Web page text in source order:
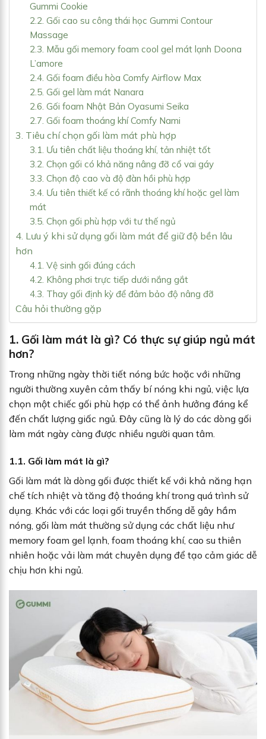
Gummi Cookie
2.2. Gối cao su công thái học Gummi Contour
Massage
2.3. Mẫu gối memory foam cool gel mát lạnh Doona
L’amore
2.4. Gối foam điều hòa Comfy Airflow Max
2.5. Gối gel làm mát Nanara
2.6. Gối foam Nhật Bản Oyasumi Seika
2.7. Gối foam thoáng khí Comfy Nami
3. Tiêu chí chọn gối làm mát phù hợp
3.1. Ưu tiên chất liệu thoáng khí, tản nhiệt tốt
3.2. Chọn gối có khả năng nâng đỡ cổ vai gáy
3.3. Chọn độ cao và độ đàn hồi phù hợp
3.4. Ưu tiên thiết kế có rãnh thoáng khí hoặc gel làm
mát
3.5. Chọn gối phù hợp với tư thế ngủ
4. Lưu ý khi sử dụng gối làm mát để giữ độ bền lâu
hơn
4.1. Vệ sinh gối đúng cách
4.2. Không phơi trực tiếp dưới nắng gắt
4.3. Thay gối định kỳ để đảm bảo độ nâng đỡ
Câu hỏi thường gặp
1. Gối làm mát là gì? Có thực sự giúp ngủ mát
hơn?
Trong những ngày thời tiết nóng bức hoặc với những
người thường xuyên cảm thấy bí nóng khi ngủ, việc lựa
chọn một chiếc gối phù hợp có thể ảnh hưởng đáng kể
đến chất lượng giấc ngủ. Đây cũng là lý do các dòng gối
làm mát ngày càng được nhiều người quan tâm.
1.1. Gối làm mát là gì?
Gối làm mát là dòng gối được thiết kế với khả năng hạn
chế tích nhiệt và tăng độ thoáng khí trong quá trình sử
dụng. Khác với các loại gối truyền thống dễ gây hầm
nóng, gối làm mát thường sử dụng các chất liệu như
memory foam gel lạnh, foam thoáng khí, cao su thiên
nhiên hoặc vải làm mát chuyên dụng để tạo cảm giác dễ
chịu hơn khi ngủ.